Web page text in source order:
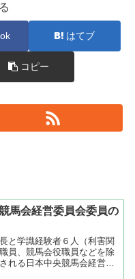
はてブ
コピー
馬会経営委員会委員の
と学識経験者６人（利害関
員、競馬会役職員などを除
れる日本中央競馬会経営委